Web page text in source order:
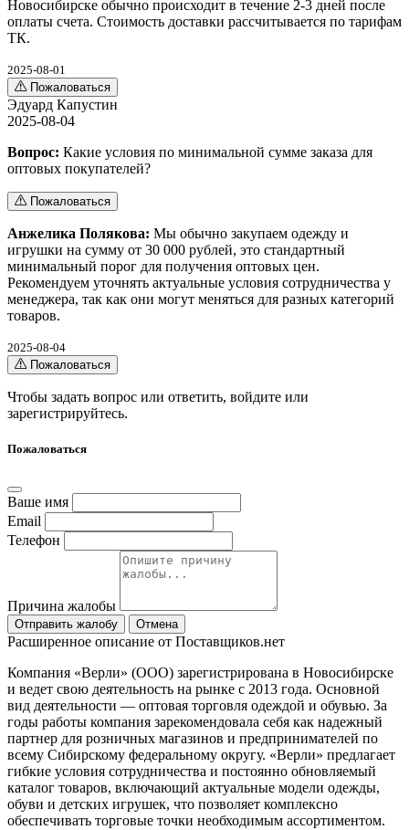
Новосибирске обычно происходит в течение 2-3 дней после
оплаты счета. Стоимость доставки рассчитывается по тарифам
ТК.
2025-08-01
Пожаловаться
Эдуард Капустин
2025-08-04
Вопрос: Какие условия по минимальной сумме заказа для
оптовых покупателей?
Пожаловаться
Анжелика Полякова: Мы обычно закупаем одежду и
игрушки на сумму от 30 000 рублей, это стандартный
минимальный порог для получения оптовых цен.
Рекомендуем уточнять актуальные условия сотрудничества у
менеджера, так как они могут меняться для разных категорий
товаров.
2025-08-04
Пожаловаться
Чтобы задать вопрос или ответить, войдите или
зарегистрируйтесь.
Пожаловаться
Ваше имя
Email
Телефон
Причина жалобы
Отправить жалобу Отмена
Расширенное описание от Поставщиков.нет
Компания «Верли» (ООО) зарегистрирована в Новосибирске
и ведет свою деятельность на рынке с 2013 года. Основной
вид деятельности — оптовая торговля одеждой и обувью. За
годы работы компания зарекомендовала себя как надежный
партнер для розничных магазинов и предпринимателей по
всему Сибирскому федеральному округу. «Верли» предлагает
гибкие условия сотрудничества и постоянно обновляемый
каталог товаров, включающий актуальные модели одежды,
обуви и детских игрушек, что позволяет комплексно
обеспечивать торговые точки необходимым ассортиментом.